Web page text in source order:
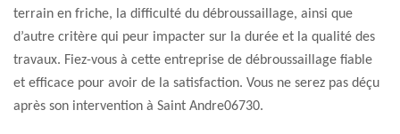
terrain en friche, la difficulté du débroussaillage, ainsi que
d’autre critère qui peur impacter sur la durée et la qualité des
travaux. Fiez-vous à cette entreprise de débroussaillage fiable
et efficace pour avoir de la satisfaction. Vous ne serez pas déçu
après son intervention à Saint Andre06730.